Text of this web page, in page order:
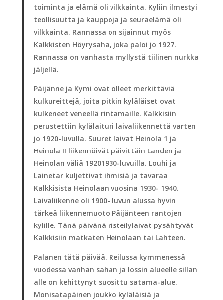
toiminta ja elämä oli vilkkainta. Kyliin ilmestyi
teollisuutta ja kauppoja ja seuraelämä oli
vilkkainta. Rannassa on sijainnut myös
Kalkkisten Höyrysaha, joka paloi jo 1927.
Rannassa on vanhasta myllystä tiilinen nurkka
jäljellä.
Päijänne ja Kymi ovat olleet merkittäviä
kulkureittejä, joita pitkin kyläläiset ovat
kulkeneet veneellä rintamaille. Kalkkisiin
perustettiin kylälaituri laivaliikennettä varten
jo 1920-luvulla. Suuret laivat Heinola 1 ja
Heinola II liikennöivät päivittäin Landen ja
Heinolan väliä 1920­1930-luvuilla. Louhi ja
Lainetar kuljettivat ihmisiä ja tavaraa
Kalkkisista Heinolaan vuosina 1930- 1940.
Laivaliikenne oli 1900- luvun alussa hyvin
tärkeä liikennemuoto Päijänteen rantojen
kylille. Tänä päivänä risteilylaivat pysähtyvät
Kalkkisiin matkaten Heinolaan tai Lahteen.
Palanen tätä päivää. Reilussa kymmenessä
vuodessa vanhan sahan ja lossin alueelle sillan
alle on kehittynyt suosittu satama-alue.
Monisatapäinen joukko kyläläisiä ja